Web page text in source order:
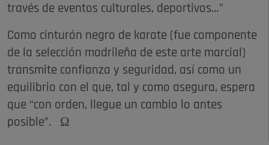
través de eventos culturales, deportivos…”
Como cinturón negro de karate (fue componente
de la selección madrileña de este arte marcial)
transmite confianza y seguridad, así como un
equilibrio con el que, tal y como asegura, espera
que “con orden, llegue un cambio lo antes
posible”. Ω